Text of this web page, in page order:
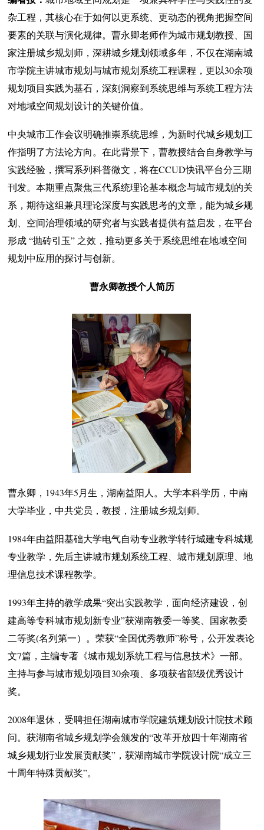
杂工程，其核心在于如何以更系统、更动态的视角把握空间
要素的关联与演化规律。曹永卿老师作为城市规划教授、国
家注册城乡规划师，深耕城乡规划领域多年，不仅在湖南城
市学院主讲城市规划与城市规划系统工程课程，更以30余项
规划项目实践为基石，深刻洞察到系统思维与系统工程方法
对地域空间规划设计的关键价值。
中央城市工作会议明确推崇系统思维，为新时代城乡规划工
作指明了方法论方向。在此背景下，曹教授结合自身教学与
实践经验，撰写系列科普微文，将在CCUD快讯平台分三期
刊发。本期重点聚焦三代系统理论基本概念与城市规划的关
系，期待这组兼具理论深度与实践思考的文章，能为城乡规
划、空间治理领域的研究者与实践者提供有益启发，在平台
形成 “抛砖引玉” 之效，推动更多关于系统思维在地域空间
规划中应用的探讨与创新。
曹永卿教授个人简历
曹永卿，1943年5月生，湖南益阳人。大学本科学历，中南
大学毕业，中共党员，教授，注册城乡规划师。
1984年由益阳基础大学电气自动专业教学转行城建专科城规
专业教学，先后主讲城市规划系统工程、城市规划原理、地
理信息技术课程教学。
1993年主持的教学成果“突出实践教学，面向经济建设，创
建高等专科城市规划新专业”获湖南教委一等奖、国家教委
二等奖(名列第一）。荣获“全国优秀教师”称号，公开发表论
文7篇，主编专著《城市规划系统工程与信息技术》一部。
主持与参与城市规划项目30余项、多项获省部级优秀设计
奖。
2008年退休，受聘担任湖南城市学院建筑规划设计院技术顾
问。获湖南省城乡规划学会颁发的“改革开放四十年湖南省
城乡规划行业发展贡献奖”，获湖南城市学院设计院“成立三
十周年特殊贡献奖”。